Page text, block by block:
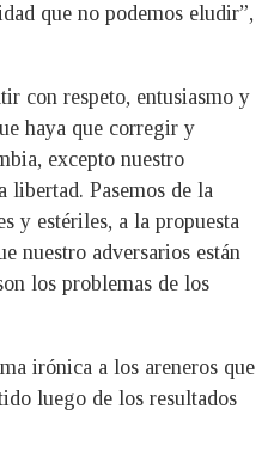
que no podemos eludir”,
con respeto, entusiasmo y
haya que corregir y
excepto nuestro
libertad. Pasemos de la
y estériles, a la propuesta
nuestro adversarios están
los problemas de los
irónica a los areneros que
luego de los resultados